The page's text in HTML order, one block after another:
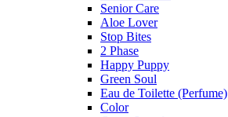
Senior Care
Aloe Lover
Stop Bites
2 Phase
Happy Puppy
Green Soul
Eau de Toilette (Perfume)
Color